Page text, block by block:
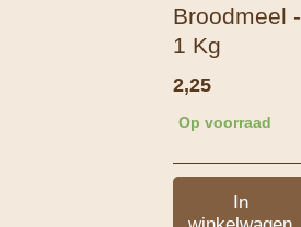
Broodmeel -
1 Kg
2,25
Op voorraad
In